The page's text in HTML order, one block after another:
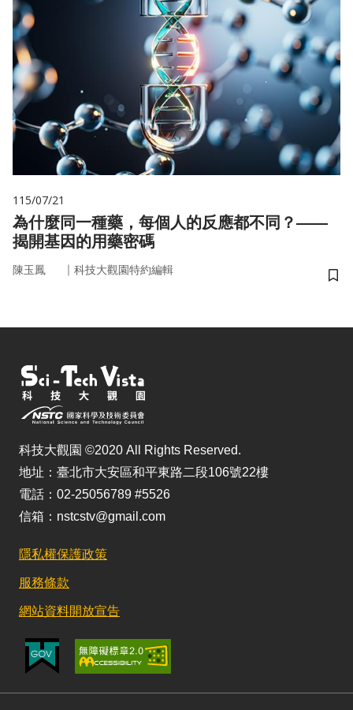
115/07/21
為什麼同一種藥，每個人的反應都不同？——
揭開基因的用藥密碼
陳玉鳳 ｜ 科技大觀園特約編輯
儲
科技大觀園 ©2020 All Rights Reserved.
地址：臺北市大安區和平東路二段106號22樓
電話：02-25056789 #5526
信箱：nstcstv@gmail.com
隱私權保護政策
服務條款
網站資料開放宣告